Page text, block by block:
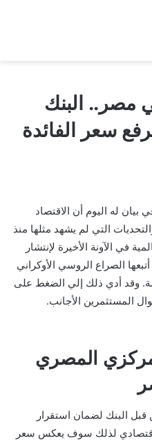
مصر.. البنك
سعر الفائدة
له اليوم أن الاقتصاد
التي لم يشهد مثلها منذ
في الآونة الأخيرة لإنتشار
الصراع الروسي الأوكراني
وقد أدي ذلك إلي الضغط على
المستثمرين الأجانب.
المصري
قبل البنك لضمان استقرار
اقتصادي لذلك سوف يعكس سعر